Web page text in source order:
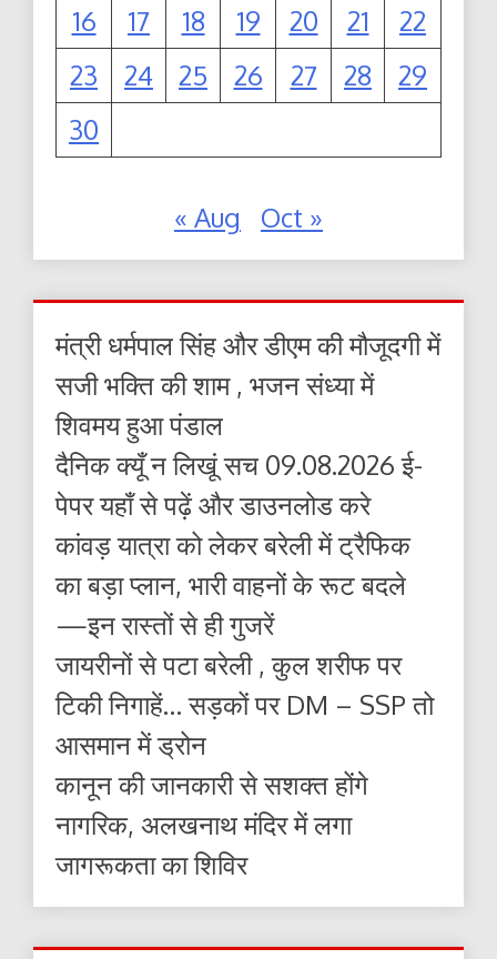
16
17 18 19 20 21
22
23
24 25 26 27 28
29
30
« Aug Oct »
मंत्री धर्मपाल सिंह और डीएम की मौजूदगी में
सजी भक्ति की शाम , भजन संध्या में
शिवमय हुआ पंडाल
दैनिक क्यूँ न लिखूं सच 09.08.2026 ई-
पेपर यहाँ से पढ़ें और डाउनलोड करे
कांवड़ यात्रा को लेकर बरेली में ट्रैफिक
का बड़ा प्लान, भारी वाहनों के रूट बदले
—इन रास्तों से ही गुजरें
जायरीनों से पटा बरेली , कुल शरीफ पर
टिकी निगाहें… सड़कों पर DM – SSP तो
आसमान में ड्रोन
कानून की जानकारी से सशक्त होंगे
नागरिक, अलखनाथ मंदिर में लगा
जागरूकता का शिविर